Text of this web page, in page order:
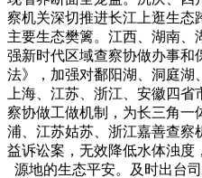
察机关深切推进长江上逛生态
主要生态樊篱。江西、湖南、
强新时代区域查察协做办事和
法》，加强对鄱阳湖、洞庭湖
上海、江苏、浙江、安徽四
察协做工做机制，为长三角一
浦、江苏姑苏、浙江嘉善查察
益诉讼案，无效降低水体浊度
源地的生态平安。及时出台